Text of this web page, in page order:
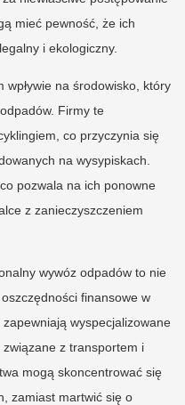
mieć pewność, że ich
i ekologiczny.
na środowisko, który
Firmy te
co przyczynia się
na wysypiskach.
pozwala na ich ponowne
z zanieczyszczeniem
wywóz odpadów to nie
finansowe w
wyspecjalizowane
związane z transportem i
mogą skoncentrować się
zamiast martwić się o